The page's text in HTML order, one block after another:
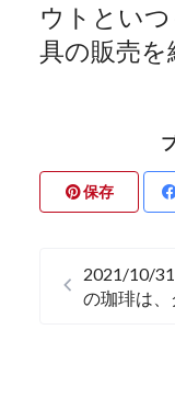
ウトとい
具の販売を
保存
2021/10/
の珈琲は、